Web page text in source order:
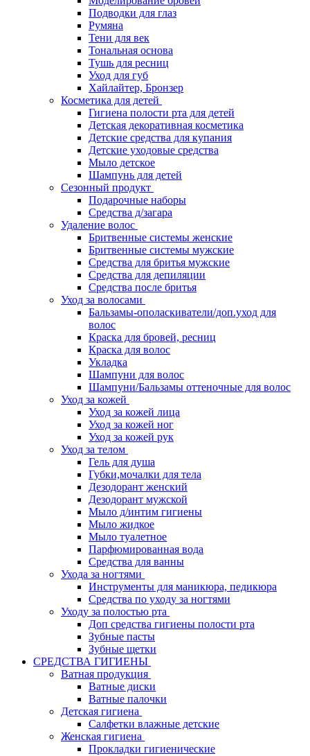
Подводки для глаз
Румяна
Тени для век
Тональная основа
Тушь для ресниц
Уход для губ
Хайлайтер, Бронзер
Косметика для детей
Гигиена полости рта для детей
Детская декоративная косметика
Детские средства для купания
Детские уходовые средства
Мыло детское
Шампунь для детей
Сезонный продукт
Подарочные наборы
Средства д/загара
Удаление волос
Бритвенные системы женские
Бритвенные системы мужские
Средства для бритья мужские
Средства для депиляции
Средства после бритья
Уход за волосами
Бальзамы-ополаскиватели/доп.уход для
волос
Краска для бровей, ресниц
Краска для волос
Укладка
Шампуни для волос
Шампуни/Бальзамы оттеночные для волос
Уход за кожей
Уход за кожей лица
Уход за кожей ног
Уход за кожей рук
Уход за телом
Гель для душа
Губки,мочалки для тела
Дезодорант женский
Дезодорант мужской
Мыло д/интим гигиены
Мыло жидкое
Мыло туалетное
Парфюмированная вода
Средства для ванны
Ухода за ногтями
Инструменты для маникюра, педикюра
Средства по уходу за ногтями
Уходу за полостью рта
Доп средства гигиены полости рта
Зубные пасты
Зубные щетки
СРЕДСТВА ГИГИЕНЫ
Ватная продукция
Ватные диски
Ватные палочки
Детская гигиена
Салфетки влажные детские
Женская гигиена
Прокладки гигиенические